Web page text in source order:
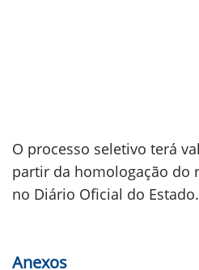
O processo seletivo terá
partir da homologação do
no Diário Oficial do Estado.
Anexos